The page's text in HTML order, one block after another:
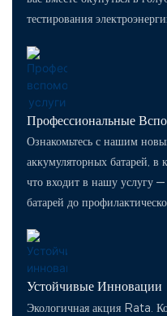
тестирования
Профессиональные
Ознакомьтесь с нашим
аккумуляторных батарей, в
что входит в нашу услугу
батарей до
Устойчивые Инновации
Экологичная акция Rata.